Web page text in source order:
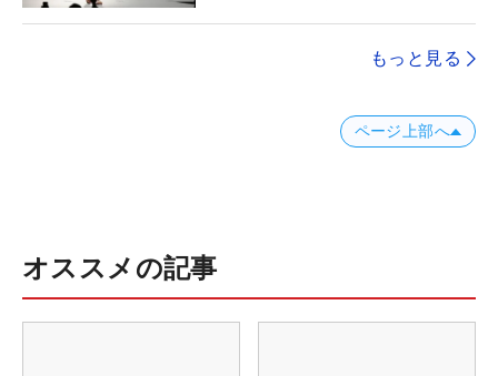
もっと見る
ページ上部へ
オススメの記事